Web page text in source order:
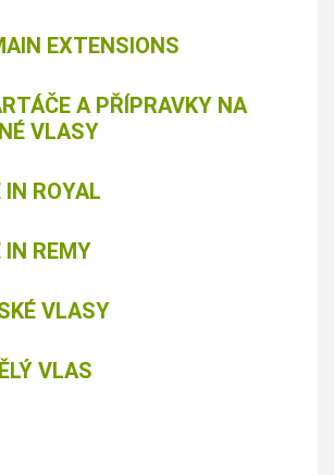
EXTENSIONS
A PŘÍPRAVKY NA
VLASY
ROYAL
REMY
VLASY
VLAS